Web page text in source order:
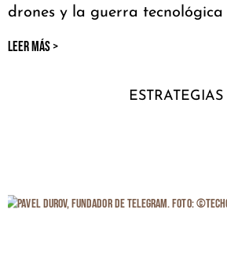
drones y la guerra tecnológica
LEER MÁS >
ESTRATEGIAS